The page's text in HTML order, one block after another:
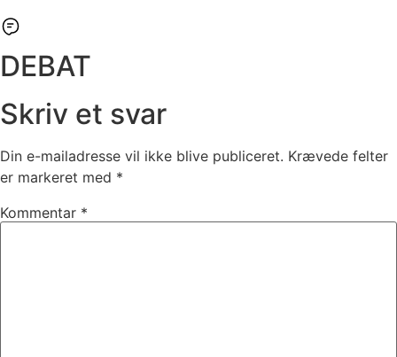
DEBAT
Skriv et svar
Din e-mailadresse vil ikke blive publiceret. Krævede felter
er markeret med *
Kommentar *